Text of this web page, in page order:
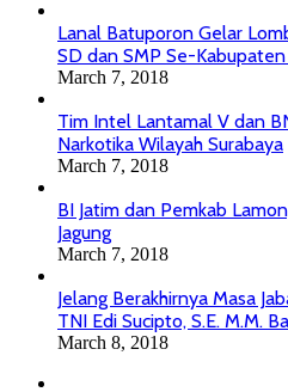
Lanal Batuporon Gelar
SD dan SMP Se-
March 7, 2018
Tim Intel Lantamal V dan
Narkotika Wilayah Surabaya
March 7, 2018
BI Jatim dan Pemkab
Jagung
March 7, 2018
Jelang Berakhirnya Masa
TNI Edi Sucipto, S.E. M.M.
March 8, 2018